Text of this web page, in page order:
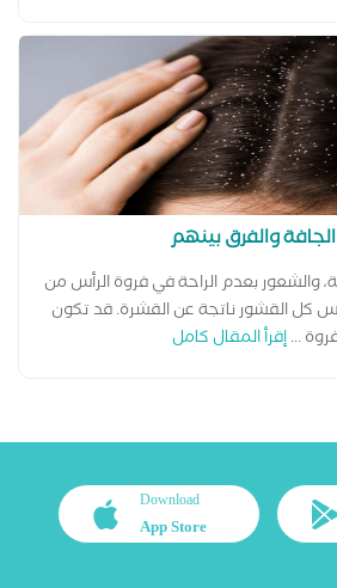
والفرق بينهم
والشعور بعدم الراحة في فروة الرأس من
كل القشور ناتجة عن القشرة. قد تكون
...إقرأ المقال كامل
Download
App Store